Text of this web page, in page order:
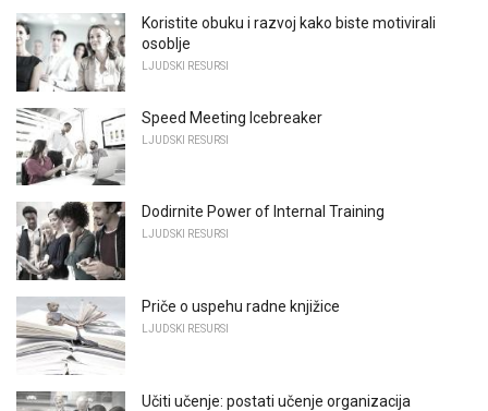
Koristite obuku i razvoj kako biste motivirali
osoblje
LJUDSKI RESURSI
Speed ​​Meeting Icebreaker
LJUDSKI RESURSI
Dodirnite Power of Internal Training
LJUDSKI RESURSI
Priče o uspehu radne knjižice
LJUDSKI RESURSI
Učiti učenje: postati učenje organizacija